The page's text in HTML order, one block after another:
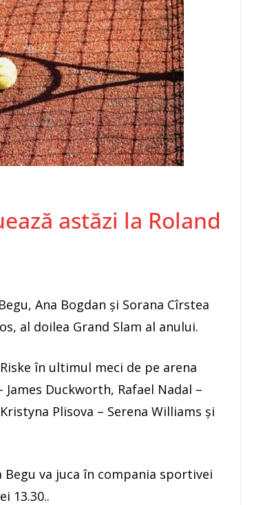
astăzi la Roland
Ana Bogdan şi Sorana Cîrstea
al doilea Grand Slam al anului.
în ultimul meci de pe arena
Duckworth, Rafael Nadal –
Plisova – Serena Williams şi
va juca în compania sportivei
13.30..